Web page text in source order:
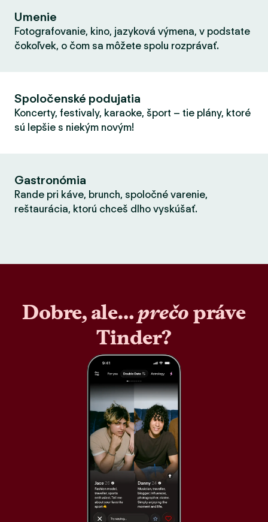
Umenie
Fotografovanie, kino, jazyková výmena, v podstate
čokoľvek, o čom sa môžete spolu rozprávať.
Spoločenské podujatia
Koncerty, festivaly, karaoke, šport – tie plány, ktoré
sú lepšie s niekým novým!
Gastronómia
Rande pri káve, brunch, spoločné varenie,
reštaurácia, ktorú chceš dlho vyskúšať.
Dobre, ale…prečopráve
Tinder?